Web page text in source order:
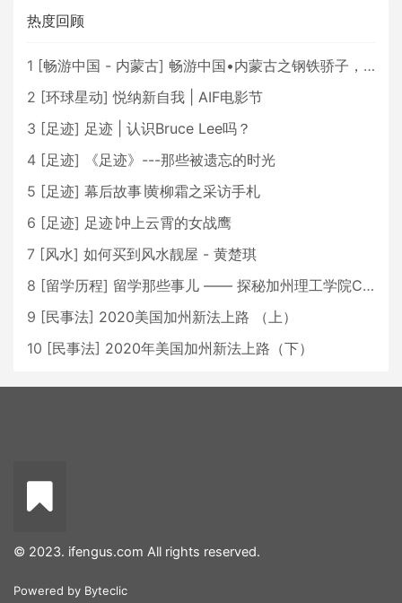
热度回顾
1 [畅游中国 - 内蒙古] 畅游中国•内蒙古之钢铁骄子，魅力包头
2 [环球星动] 悦纳新自我 | AIF电影节
3 [足迹] 足迹 | 认识Bruce Lee吗？
4 [足迹]
《足迹》---那些被遗忘的时光
5 [足迹] 幕后故事∣黄柳霜之采访手札
6 [足迹] 足迹∣冲上云霄的女战鹰
7 [风水] 如何买到风水靓屋 - 黄楚琪
8 [留学历程] 留学那些事儿 —— 探秘加州理工学院Caltech博士生活 [上集]
9 [民事法] 2020美国加州新法上路 （上）
10 [民事法] 2020年美国加州新法上路（下）
© 2023. ifengus.com All rights reserved.
Powered by Byteclic